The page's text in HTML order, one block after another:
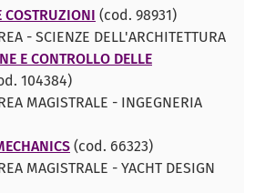
COSTRUZIONI (cod. 98931)
- SCIENZE DELL'ARCHITETTURA
E CONTROLLO DELLE
104384)
MAGISTRALE - INGEGNERIA
(cod. 66323)
MAGISTRALE - YACHT DESIGN